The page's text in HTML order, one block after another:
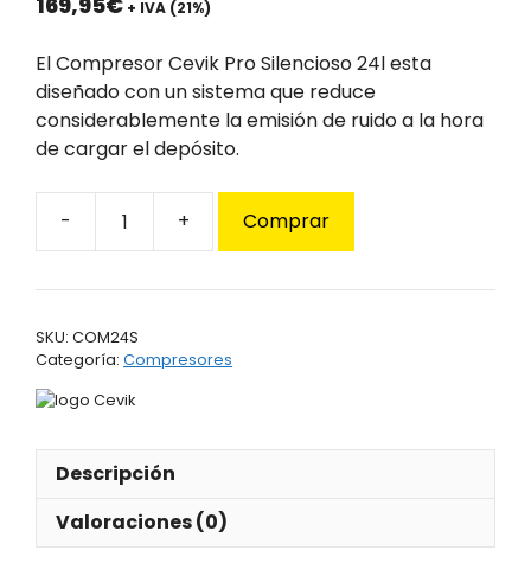
+ IVA (21%)
El Compresor Cevik Pro Silencioso 24l esta
diseñado con un sistema que reduce
considerablemente la emisión de ruido a la hora
de cargar el depósito.
Compresor
Pro
cantidad
Comprar
SKU: COM24S
Categoría: Compresores
Descripción
Valoraciones (0)